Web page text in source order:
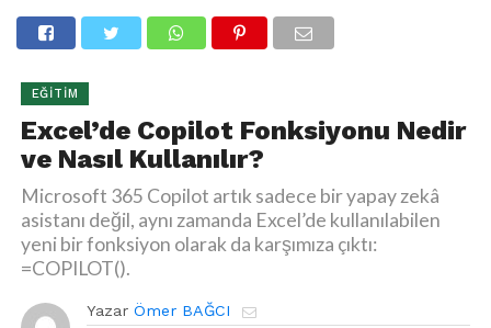
EĞITIM
Excel’de Copilot Fonksiyonu Nedir
ve Nasıl Kullanılır?
Microsoft 365 Copilot artık sadece bir yapay zekâ
asistanı değil, aynı zamanda Excel’de kullanılabilen
yeni bir fonksiyon olarak da karşımıza çıktı:
=COPILOT().
Yazar Ömer BAĞCI